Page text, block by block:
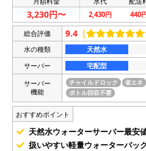
3,230円〜 2,430円 440
総合評価 9.4 ［
水の種類 天然水
サーバー
宅配型
サーバー
機能
チャイルドロック 省エネ
ボトル回収不要
おすすめポイント
天然水ウォーターサーバー最安
扱いやすい軽量ウォーターパッ